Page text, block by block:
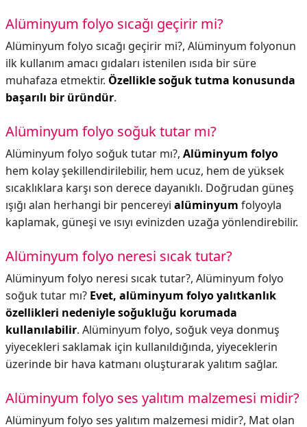
Alüminyum folyo sıcağı geçirir mi?
Alüminyum folyo sıcağı geçirir mi?, Alüminyum folyonun
ilk kullanım amacı gıdaları istenilen ısıda bir süre
muhafaza etmektir. Özellikle soğuk tutma konusunda
başarılı bir üründür.
Alüminyum folyo soğuk tutar mı?
Alüminyum folyo soğuk tutar mı?, Alüminyum folyo
hem kolay şekillendirilebilir, hem ucuz, hem de yüksek
sıcaklıklara karşı son derece dayanıklı. Doğrudan güneş
ışığı alan herhangi bir pencereyi alüminyum folyoyla
kaplamak, güneşi ve ısıyı evinizden uzağa yönlendirebilir.
Alüminyum folyo neresi sıcak tutar?
Alüminyum folyo neresi sıcak tutar?, Alüminyum folyo
soğuk tutar mı? Evet, alüminyum folyo yalıtkanlık
özellikleri nedeniyle soğukluğu korumada
kullanılabilir. Alüminyum folyo, soğuk veya donmuş
yiyecekleri saklamak için kullanıldığında, yiyeceklerin
üzerinde bir hava katmanı oluşturarak yalıtım sağlar.
Alüminyum folyo ses yalıtım malzemesi midir?
Alüminyum folyo ses yalıtım malzemesi midir?, Mat olan